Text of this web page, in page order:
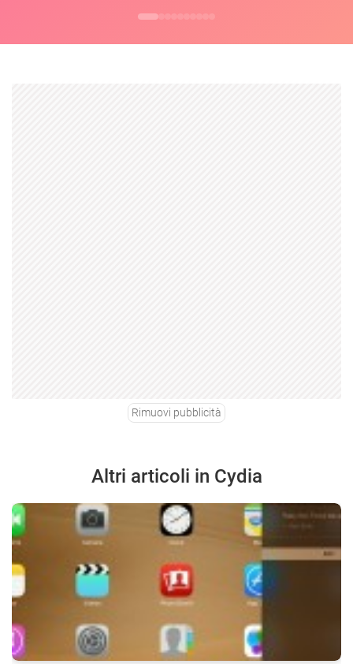
Rimuovi pubblicità
Altri articoli in Cydia